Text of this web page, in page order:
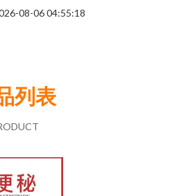
08-06 04:55:18
列表